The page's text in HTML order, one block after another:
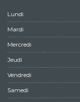
Lundi
Mardi
Mercredi
Jeudi
Vendredi
Samedi